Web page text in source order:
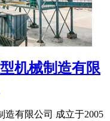
机械制造有限
有限公司 成立于2005